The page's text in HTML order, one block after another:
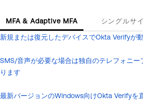
MFA & Adaptive MFA シングルサ
新規または復元したデバイスでOkta Verifyが
SMS/音声が必要な場合は独自のテレフォニー
ります
最新バージョンのWindows向けOkta Verifyを